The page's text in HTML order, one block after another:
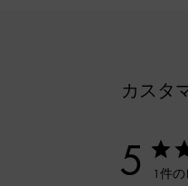
カスタ
5 1件